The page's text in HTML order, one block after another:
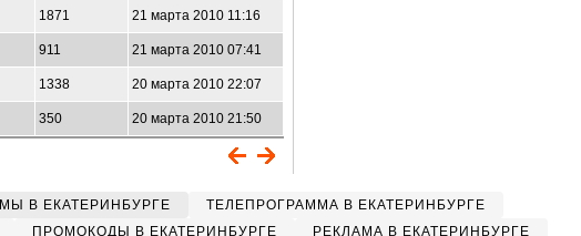
1871 21 марта 2010 11:16
911 21 марта 2010 07:41
1338 20 марта 2010 22:07
350 20 марта 2010 21:50
В ЕКАТЕРИНБУРГЕ
ТЕЛЕПРОГРАММА В ЕКАТЕРИНБУРГЕ
ПРОМОКОДЫ В ЕКАТЕРИНБУРГЕ РЕКЛАМА В ЕКАТЕРИНБУРГЕ